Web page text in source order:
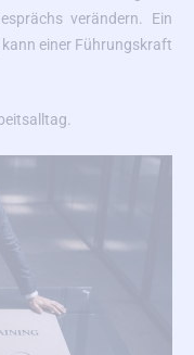
verändern. Ein
einer Führungskraft